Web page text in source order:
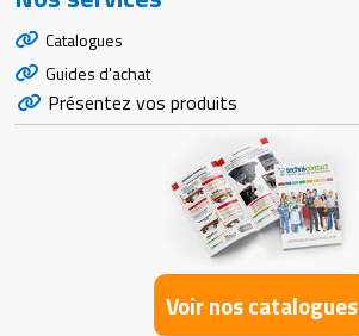
Catalogues
Guides d'achat
Présentez vos produits
Voir nos catalogues